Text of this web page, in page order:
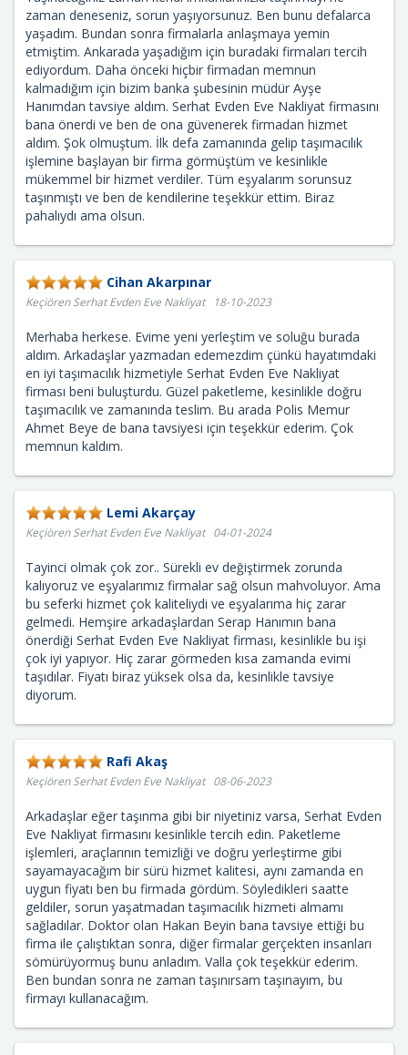
zaman deneseniz, sorun yaşıyorsunuz. Ben bunu defalarca
yaşadım. Bundan sonra firmalarla anlaşmaya yemin
etmiştim. Ankarada yaşadığım için buradaki firmaları tercih
ediyordum. Daha önceki hiçbir firmadan memnun
kalmadığım için bizim banka şubesinin müdür Ayşe
Hanımdan tavsiye aldım. Serhat Evden Eve Nakliyat firmasını
bana önerdi ve ben de ona güvenerek firmadan hizmet
aldım. Şok olmuştum. İlk defa zamanında gelip taşımacılık
işlemine başlayan bir firma görmüştüm ve kesinlikle
mükemmel bir hizmet verdiler. Tüm eşyalarım sorunsuz
taşınmıştı ve ben de kendilerine teşekkür ettim. Biraz
pahalıydı ama olsun.
Cihan Akarpınar
Keçiören Serhat Evden Eve Nakliyat 18-10-2023
Merhaba herkese. Evime yeni yerleştim ve soluğu burada
aldım. Arkadaşlar yazmadan edemezdim çünkü hayatımdaki
en iyi taşımacılık hizmetiyle Serhat Evden Eve Nakliyat
firması beni buluşturdu. Güzel paketleme, kesinlikle doğru
taşımacılık ve zamanında teslim. Bu arada Polis Memur
Ahmet Beye de bana tavsiyesi için teşekkür ederim. Çok
memnun kaldım.
Lemi Akarçay
Keçiören Serhat Evden Eve Nakliyat 04-01-2024
Tayinci olmak çok zor.. Sürekli ev değiştirmek zorunda
kalıyoruz ve eşyalarımız firmalar sağ olsun mahvoluyor. Ama
bu seferki hizmet çok kaliteliydi ve eşyalarıma hiç zarar
gelmedi. Hemşire arkadaşlardan Serap Hanımın bana
önerdiği Serhat Evden Eve Nakliyat firması, kesinlikle bu işi
çok iyi yapıyor. Hiç zarar görmeden kısa zamanda evimi
taşıdılar. Fiyatı biraz yüksek olsa da, kesinlikle tavsiye
diyorum.
Rafi Akaş
Keçiören Serhat Evden Eve Nakliyat 08-06-2023
Arkadaşlar eğer taşınma gibi bir niyetiniz varsa, Serhat Evden
Eve Nakliyat firmasını kesinlikle tercih edin. Paketleme
işlemleri, araçlarının temizliği ve doğru yerleştirme gibi
sayamayacağım bir sürü hizmet kalitesi, aynı zamanda en
uygun fiyatı ben bu firmada gördüm. Söyledikleri saatte
geldiler, sorun yaşatmadan taşımacılık hizmeti almamı
sağladılar. Doktor olan Hakan Beyin bana tavsiye ettiği bu
firma ile çalıştıktan sonra, diğer firmalar gerçekten insanları
sömürüyormuş bunu anladım. Valla çok teşekkür ederim.
Ben bundan sonra ne zaman taşınırsam taşınayım, bu
firmayı kullanacağım.